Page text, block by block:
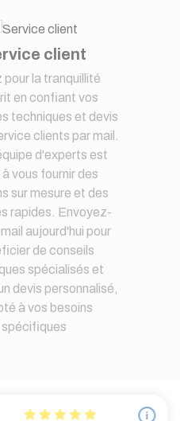
client
pour la tranquillité
en confiant vos
techniques et devis
clients par mail.
d'experts est
vous fournir des
sur mesure et des
rapides. Envoyez-
aujourd'hui pour
de conseils
spécialisés et
devis personnalisé,
à vos besoins
spécifiques